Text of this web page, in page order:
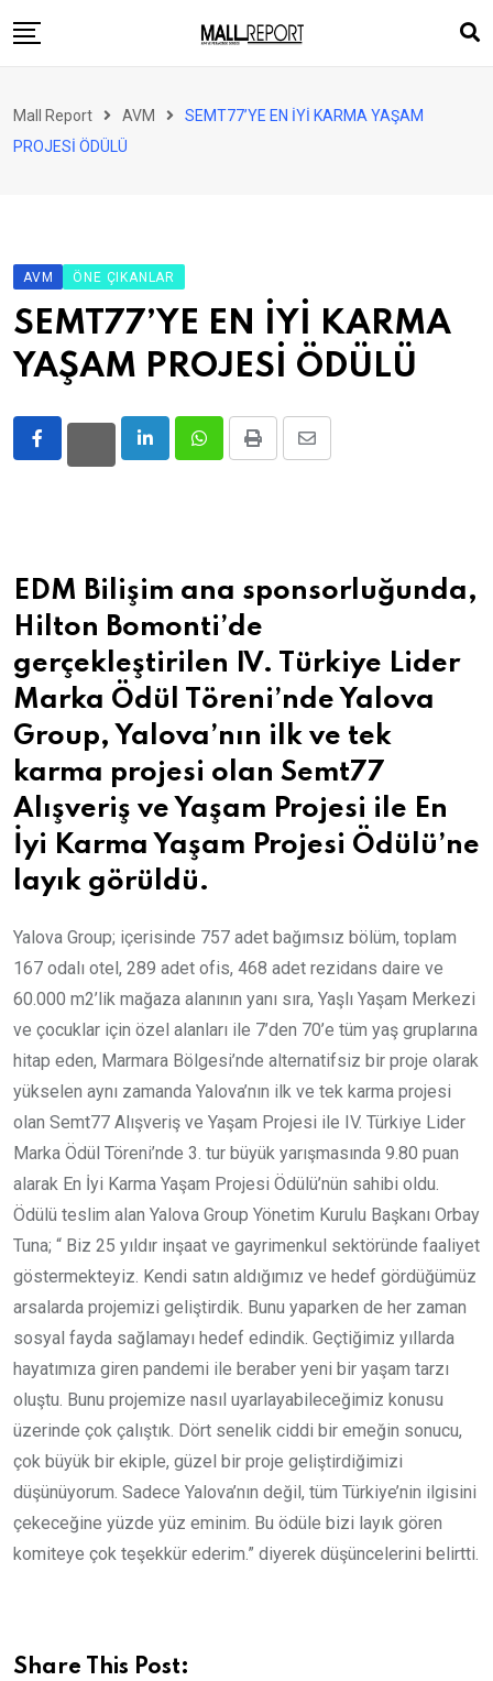
to
Perakende
Ürün ve Hizmet
Enerji
Haber
Gündem
Atamalar
Mall Report AVM
SEMT77’YE EN İYİ KARMA YAŞAM
PROJESİ ÖDÜLÜ
AVM ÖNE ÇIKANLAR
SEMT77’YE EN İYİ KARMA
YAŞAM PROJESİ ÖDÜLÜ
LinkedInWhatsappPrint
Share
EDM Bilişim ana sponsorluğunda,
Hilton Bomonti’de
gerçekleştirilen IV. Türkiye Lider
Marka Ödül Töreni’nde Yalova
Group, Yalova’nın ilk ve tek
karma projesi olan Semt77
Alışveriş ve Yaşam Projesi ile En
İyi Karma Yaşam Projesi Ödülü’ne
layık görüldü.
Yalova Group; içerisinde 757 adet bağımsız bölüm, toplam
167 odalı otel, 289 adet ofis, 468 adet rezidans daire ve
60.000 m2’lik mağaza alanının yanı sıra, Yaşlı Yaşam Merkezi
ve çocuklar için özel alanları ile 7’den 70’e tüm yaş gruplarına
hitap eden, Marmara Bölgesi’nde alternatifsiz bir proje olarak
yükselen aynı zamanda Yalova’nın ilk ve tek karma projesi
olan Semt77 Alışveriş ve Yaşam Projesi ile IV. Türkiye Lider
Marka Ödül Töreni’nde 3. tur büyük yarışmasında 9.80 puan
alarak En İyi Karma Yaşam Projesi Ödülü’nün sahibi oldu.
Ödülü teslim alan Yalova Group Yönetim Kurulu Başkanı Orbay
Tuna; “ Biz 25 yıldır inşaat ve gayrimenkul sektöründe faaliyet
göstermekteyiz. Kendi satın aldığımız ve hedef gördüğümüz
arsalarda projemizi geliştirdik. Bunu yaparken de her zaman
sosyal fayda sağlamayı hedef edindik. Geçtiğimiz yıllarda
hayatımıza giren pandemi ile beraber yeni bir yaşam tarzı
oluştu. Bunu projemize nasıl uyarlayabileceğimiz konusu
üzerinde çok çalıştık. Dört senelik ciddi bir emeğin sonucu,
çok büyük bir ekiple, güzel bir proje geliştirdiğimizi
düşünüyorum. Sadece Yalova’nın değil, tüm Türkiye’nin ilgisini
çekeceğine yüzde yüz eminim. Bu ödüle bizi layık gören
komiteye çok teşekkür ederim.” diyerek düşüncelerini belirtti.
Share This Post: